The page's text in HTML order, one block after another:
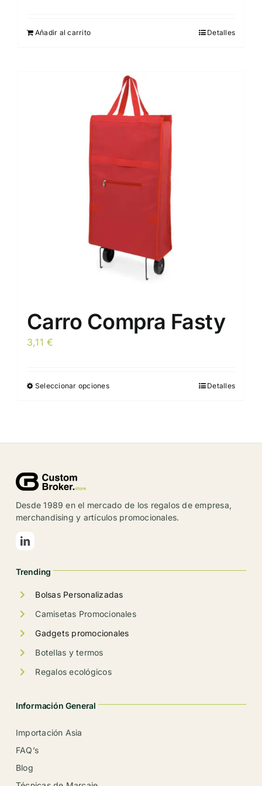
Añadir al carrito Detalles
Carro Compra Fasty
3,11€
Seleccionar opcionesEste
pueden
de
producto
Detalles
Desde 1989 en el mercado de los regalos de empresa,
merchandising y artículos promocionales.
Trending
Bolsas Personalizadas
Camisetas Promocionales
Gadgets promocionales
Botellas y termos
Regalos ecológicos
Información General
Importación Asia
FAQ’s
Blog